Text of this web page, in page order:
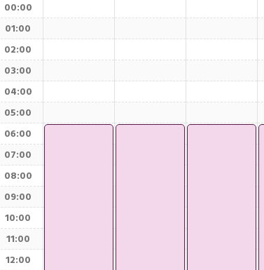
00:00
01:00
02:00
03:00
04:00
05:00
06:00
07:00
08:00
09:00
10:00
11:00
12:00